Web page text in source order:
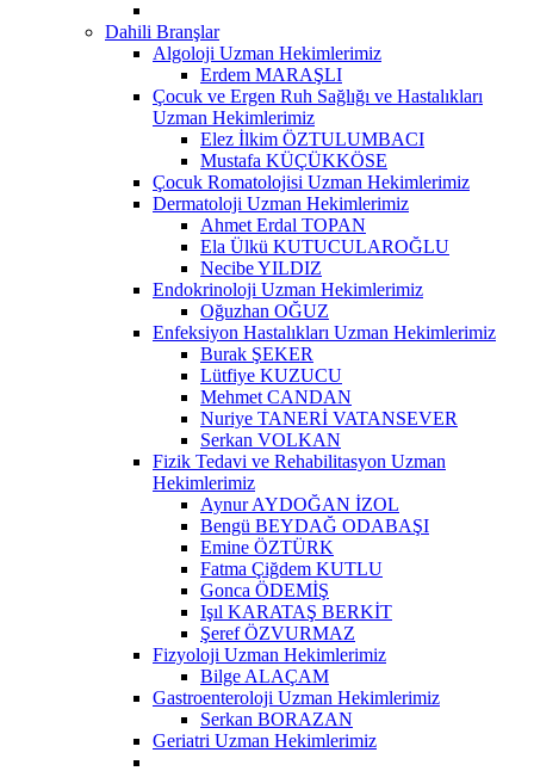
Dahili Branşlar
Algoloji Uzman Hekimlerimiz
Erdem MARAŞLI
Çocuk ve Ergen Ruh Sağlığı ve Hastalıkları
Uzman Hekimlerimiz
Elez İlkim ÖZTULUMBACI
Mustafa KÜÇÜKKÖSE
Çocuk Romatolojisi Uzman Hekimlerimiz
Dermatoloji Uzman Hekimlerimiz
Ahmet Erdal TOPAN
Ela Ülkü KUTUCULAROĞLU
Necibe YILDIZ
Endokrinoloji Uzman Hekimlerimiz
Oğuzhan OĞUZ
Enfeksiyon Hastalıkları Uzman Hekimlerimiz
Burak ŞEKER
Lütfiye KUZUCU
Mehmet CANDAN
Nuriye TANERİ VATANSEVER
Serkan VOLKAN
Fizik Tedavi ve Rehabilitasyon Uzman
Hekimlerimiz
Aynur AYDOĞAN İZOL
Bengü BEYDAĞ ODABAŞI
Emine ÖZTÜRK
Fatma Çiğdem KUTLU
Gonca ÖDEMİŞ
Işıl KARATAŞ BERKİT
Şeref ÖZVURMAZ
Fizyoloji Uzman Hekimlerimiz
Bilge ALAÇAM
Gastroenteroloji Uzman Hekimlerimiz
Serkan BORAZAN
Geriatri Uzman Hekimlerimiz